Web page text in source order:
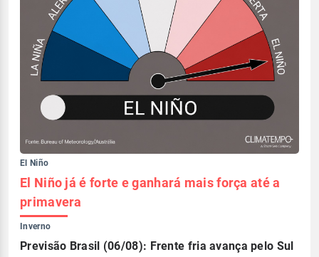
El Niño
El Niño já é forte e ganhará mais força até a
primavera
Inverno
Previsão Brasil (06/08): Frente fria avança pelo Sul